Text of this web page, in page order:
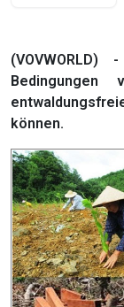
Bedingungen
können.